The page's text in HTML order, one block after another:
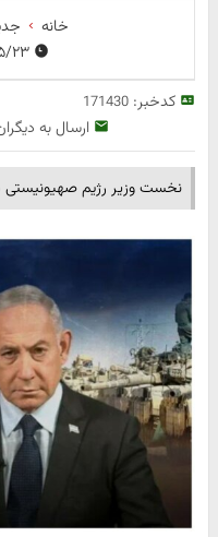
خانه
۱۴۰۴/۰۵/۲۳ ۱۱:۴۷:۴۴
کدخبر:171430
ارسال به
نخست وزیر رژیم صهیونیستی